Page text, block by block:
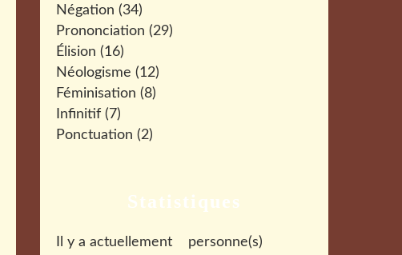
Négation (34)
Prononciation (29)
Élision (16)
Néologisme (12)
Féminisation (8)
Infinitif (7)
Ponctuation (2)
Statistiques
Il y a actuellement
personne(s)